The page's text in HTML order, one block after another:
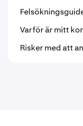
Varför är mitt
Risker med att